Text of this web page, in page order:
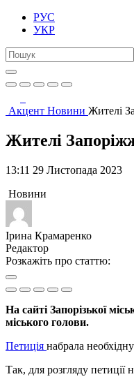
РУС
УКР
Акцент Новини Жителі
Жителі
13:11 29 Листопада 2023
Новини
Ірина Крамаренко
Редактор
Розкажіть про статтю:
На сайті Запорізької
міського голови.
Петиція набрала
Так, для розгляду петиції